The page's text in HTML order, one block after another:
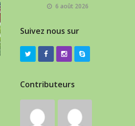
6 août 2026
Suivez nous sur
Contributeurs